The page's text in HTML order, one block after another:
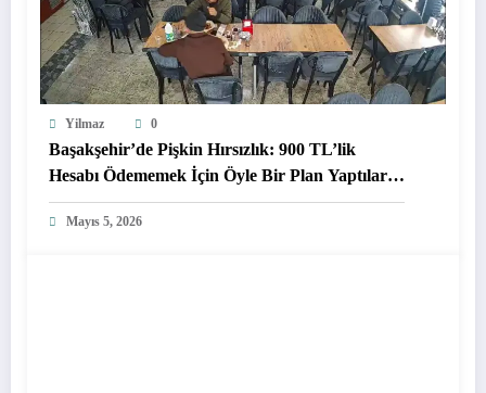
Yilmaz 0
Başakşehir’de Pişkin Hırsızlık: 900 TL’lik
Hesabı Ödememek İçin Öyle Bir Plan Yaptılar
Ki!
Mayıs 5, 2026